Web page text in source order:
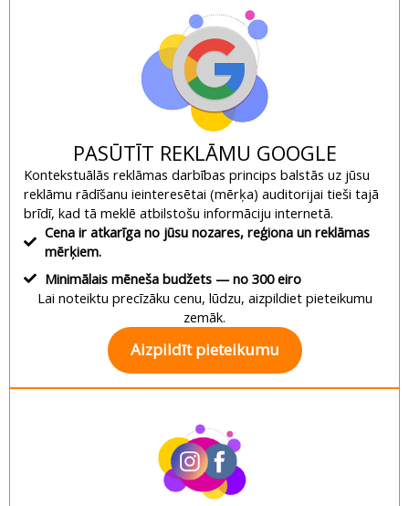
k
PASŪTĪT REKLĀMU GOOGLE
Kontekstuālās reklāmas darbības princips balstās uz jūsu
reklāmu rādīšanu ieinteresētai (mērķa) auditorijai tieši tajā
brīdī, kad tā meklē atbilstošu informāciju internetā.
Cena ir atkarīga no jūsu nozares, reģiona un reklāmas
mērķiem.
Minimālais mēneša budžets — no 300 eiro
Lai noteiktu precīzāku cenu, lūdzu, aizpildiet pieteikumu
zemāk.
Aizpildīt pieteikumu